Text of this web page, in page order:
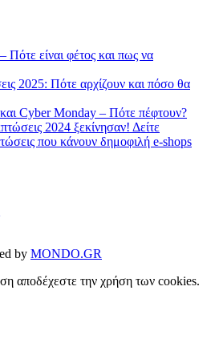
είναι φέτος και πως να
2025: Πότε αρχίζουν και πόσο θα
Cyber Monday – Πότε πέφτουν?
2024 ξεκίνησαν! Δείτε
που κάνουν δημοφιλή e-shops
by MONDO.GR
αποδέχεστε την χρήση των cookies.